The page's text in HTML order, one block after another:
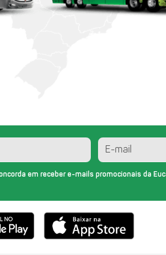
em receber e-mails promocionais da